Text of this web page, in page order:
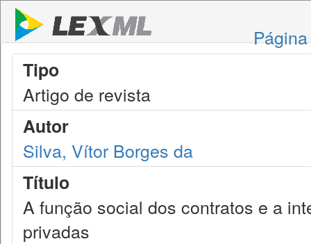
Tipo
Artigo de revista
Autor
Silva, Vítor Borges da
Título
A função social dos contratos e a
privadas